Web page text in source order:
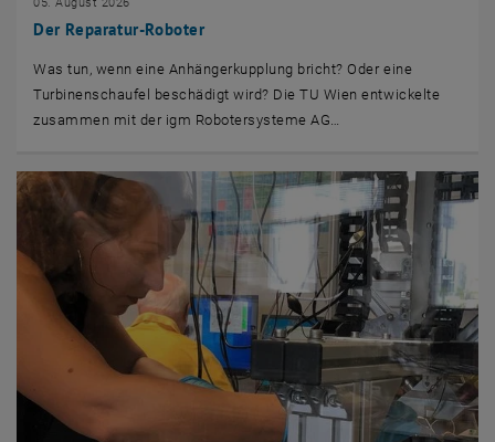
Der Reparatur-Roboter
Was tun, wenn eine Anhängerkupplung bricht? Oder eine
Turbinenschaufel beschädigt wird? Die TU Wien entwickelte
zusammen mit der igm Robotersysteme AG…